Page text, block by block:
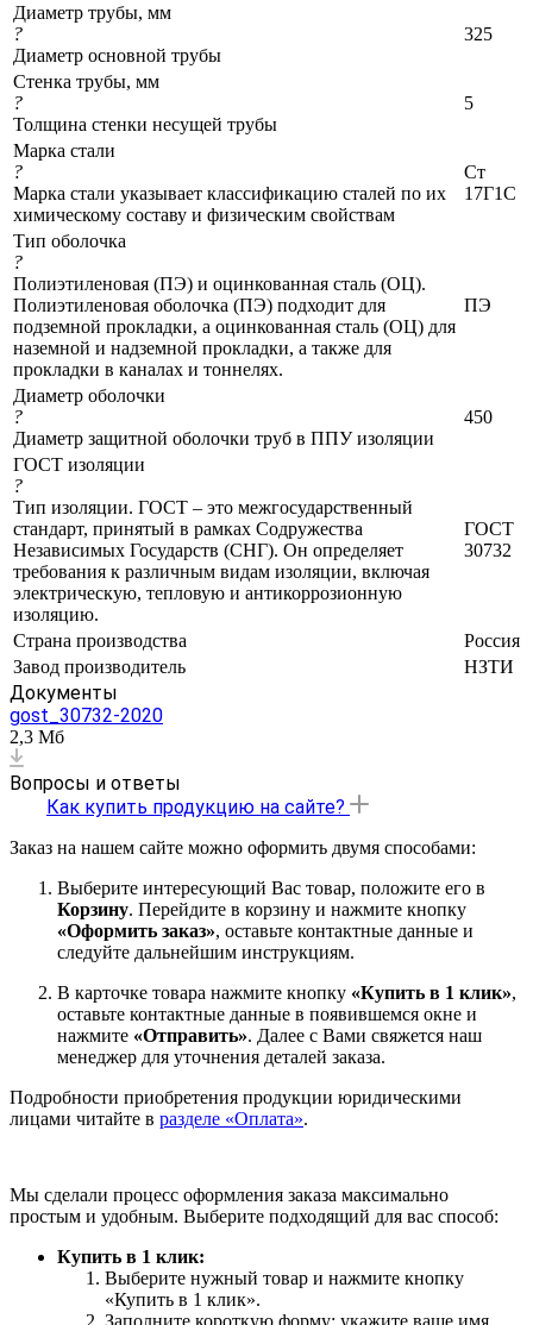
Диаметр трубы, мм
?
Диаметр основной трубы
325
Стенка трубы, мм
?
Толщина стенки несущей трубы
5
Марка стали
?
Марка стали указывает классификацию сталей по их
химическому составу и физическим свойствам
Ст
17Г1С
Тип оболочка
?
Полиэтиленовая (ПЭ) и оцинкованная сталь (ОЦ).
Полиэтиленовая оболочка (ПЭ) подходит для
подземной прокладки, а оцинкованная сталь (ОЦ) для
наземной и надземной прокладки, а также для
прокладки в каналах и тоннелях.
ПЭ
Диаметр оболочки
?
Диаметр защитной оболочки труб в ППУ изоляции
450
ГОСТ изоляции
?
Тип изоляции. ГОСТ – это межгосударственный
стандарт, принятый в рамках Содружества
Независимых Государств (СНГ). Он определяет
требования к различным видам изоляции, включая
электрическую, тепловую и антикоррозионную
изоляцию.
ГОСТ
30732
Страна производства
Россия
Завод производитель
НЗТИ
Документы
gost_30732-2020
2,3 Мб
Вопросы и ответы
Как купить продукцию на сайте?
Заказ на нашем сайте можно оформить двумя способами:
Выберите интересующий Вас товар, положите его в
Корзину. Перейдите в корзину и нажмите кнопку
«Оформить заказ», оставьте контактные данные и
следуйте дальнейшим инструкциям.
В карточке товара нажмите кнопку «Купить в 1 клик»,
оставьте контактные данные в появившемся окне и
нажмите «Отправить». Далее с Вами свяжется наш
менеджер для уточнения деталей заказа.
Подробности приобретения продукции юридическими
лицами читайте в разделе «Оплата».
Мы сделали процесс оформления заказа максимально
простым и удобным. Выберите подходящий для вас способ:
Купить в 1 клик:
Выберите нужный товар и нажмите кнопку
«Купить в 1 клик».
Заполните короткую форму: укажите ваше имя,